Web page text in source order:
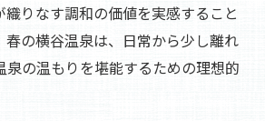
魅力で心身を癒す温泉
四季が紡ぐリラクゼーション
が織りなす四季の癒し
る四季の豊かな恵み
織りなす調和の価値を実感すること
春の横谷温泉は、日常から少し離れ
泉の温もりを堪能するための理想的